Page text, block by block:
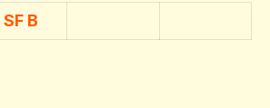
SF B